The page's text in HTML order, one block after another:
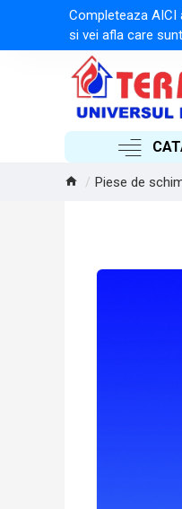
Completeaza AICI
si vei afla care
Piese de